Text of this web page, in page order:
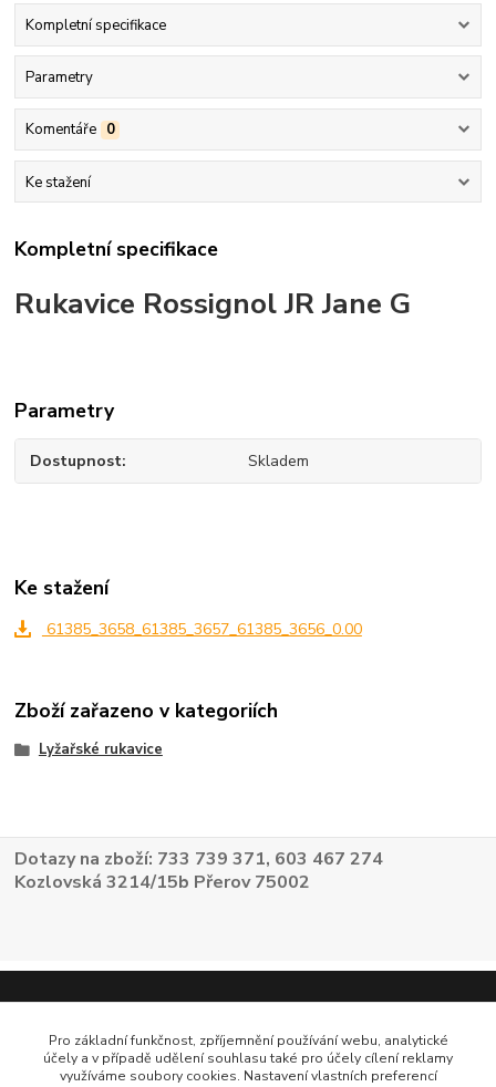
Kompletní specifikace
Parametry
Komentáře 0
Ke stažení
Kompletní specifikace
Rukavice Rossignol JR Jane G
Parametry
Dostupnost Skladem
Ke stažení
61385_3658_61385_3657_61385_3656_0.00
Zboží zařazeno v kategoriích
Lyžařské rukavice
Dotazy na zboží: 733 739 371, 603 467 274
Kozlovská 3214/15b Přerov 75002
Pro základní funkčnost, zpříjemnění používání webu, analytické
účely a v případě udělení souhlasu také pro účely cílení reklamy
využíváme soubory cookies. Nastavení vlastních preferencí